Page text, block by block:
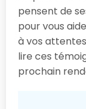
pensent de
pour vous
à vos
lire ces
prochain